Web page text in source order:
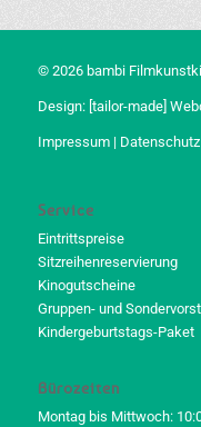
© 2026 bambi
Design: [tailor-made]
Impressum| Datenschutz
Service
Eintrittspreise
Sitzreihenreservierung
Kinogutscheine
Gruppen- und
Kindergeburtstags-Paket
Bürozeiten
Montag bis Mittwoch: